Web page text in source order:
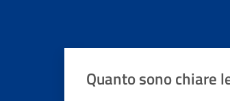
Quanto sono chiare